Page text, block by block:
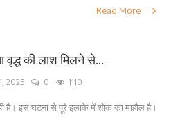
Read More
वृद्ध की लाश मिलने से...
2025 0 1110
है। इस घटना से पूरे इलाके में शोक का माहौल है।